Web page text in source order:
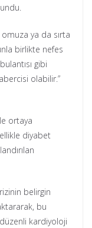
omuza ya da sırta
birlikte nefes
gibi
olabilir.”
ortaya
diyabet
belirgin
bu
kardiyoloji